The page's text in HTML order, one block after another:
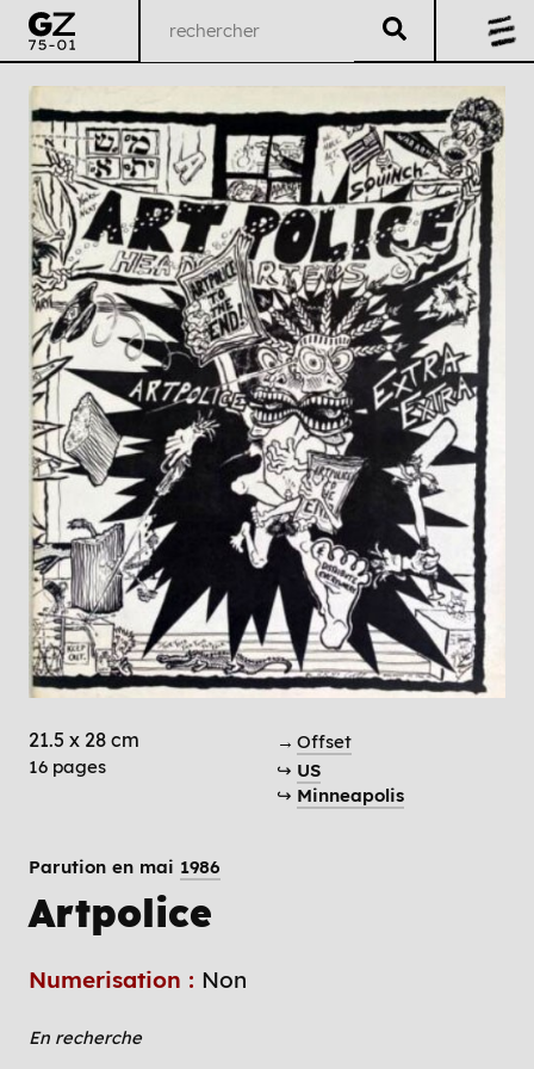
21.5 x 28 cm
16 pages
→ Offset
↪ US
↪ Minneapolis
Parution en mai 1986
Artpolice
Numerisation : Non
En recherche